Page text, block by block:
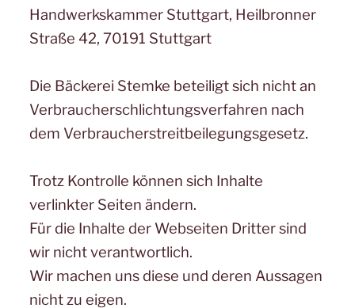
Handwerkskammer Stuttgart, Heilbronner
Straße 42, 70191 Stuttgart
Die Bäckerei Stemke beteiligt sich nicht an
Verbraucherschlichtungsverfahren nach
dem Verbraucherstreitbeilegungsgesetz.
Trotz Kontrolle können sich Inhalte
verlinkter Seiten ändern.
Für die Inhalte der Webseiten Dritter sind
wir nicht verantwortlich.
Wir machen uns diese und deren Aussagen
nicht zu eigen.